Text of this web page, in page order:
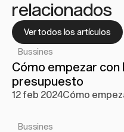
relacionados
Ver todos los artículos
Bussines
Cómo empezar con
presupuesto
12 feb 2024Cómo
Bussines